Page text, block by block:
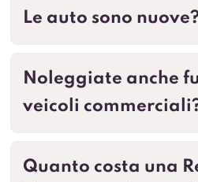
Le auto sono
Noleggiate anche
veicoli
Quanto costa una